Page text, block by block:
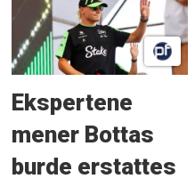
Ekspertene
mener Bottas
burde erstattes